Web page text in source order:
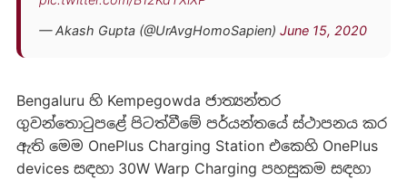
— Akash Gupta (@UrAvgHomoSapien) June 15, 2020
Bengaluru හි Kempegowda ජාත්‍යන්තර
ගුවන්තොටුපළේ පිටත්වීමේ පර්යන්තයේ ස්ථාපනය කර
ඇති මෙම OnePlus Charging Station එකෙහි OnePlus
devices සඳහා 30W Warp Charging පහසුකම සඳහා